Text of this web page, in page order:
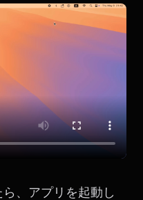
、アプリを起動し